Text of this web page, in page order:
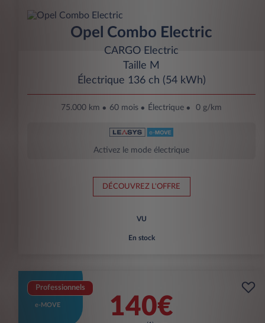
Opel Combo Electric
CARGO Electric
Taille M
Électrique 136 ch (54 kWh)
75.000 km 60 mois Électrique 0 g/km
Activez le mode électrique
DÉCOUVREZ L'OFFRE
VU
En stock
Professionnels
e-MOVE 140€